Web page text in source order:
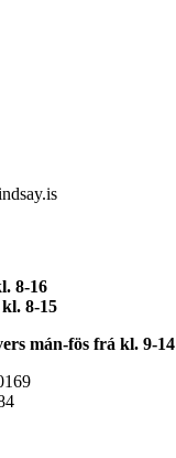
8-16
8-15
mán-fös frá kl. 9-14